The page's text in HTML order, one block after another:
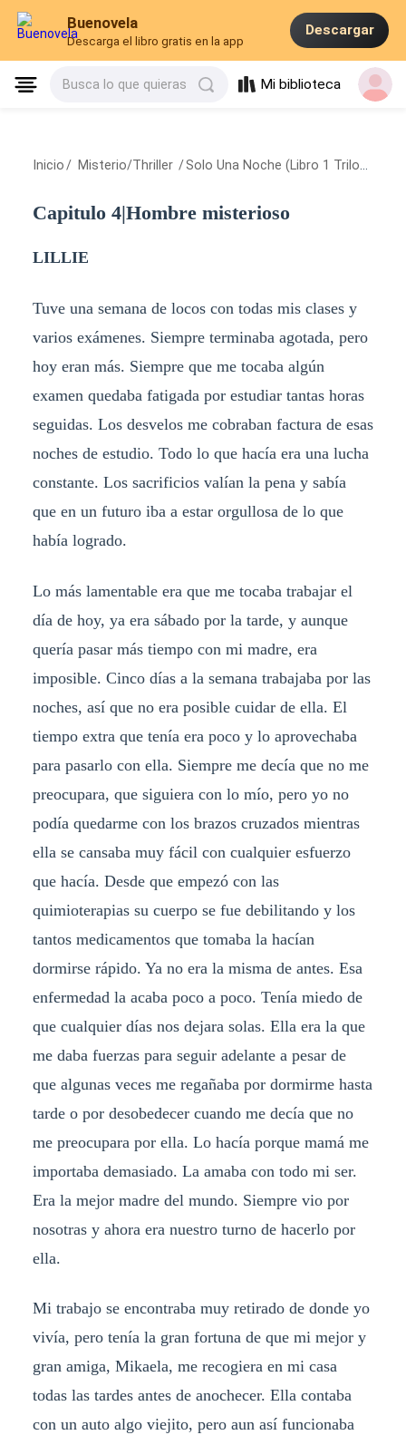
Buenovela
Descarga el libro gratis en la app
Descargar
Busca lo que quieras Mi biblioteca
Inicio / Misterio/Thriller /Solo Una Noche (Libro 1 Trilogia Infierno)
Capitulo 4|Hombre misterioso
LILLIE
Tuve una semana de locos con todas mis clases y
varios exámenes. Siempre terminaba agotada, pero
hoy eran más. Siempre que me tocaba algún
examen quedaba fatigada por estudiar tantas horas
seguidas. Los desvelos me cobraban factura de esas
noches de estudio. Todo lo que hacía era una lucha
constante. Los sacrificios valían la pena y sabía
que en un futuro iba a estar orgullosa de lo que
había logrado.
Lo más lamentable era que me tocaba trabajar el
día de hoy, ya era sábado por la tarde, y aunque
quería pasar más tiempo con mi madre, era
imposible. Cinco días a la semana trabajaba por las
noches, así que no era posible cuidar de ella. El
tiempo extra que tenía era poco y lo aprovechaba
para pasarlo con ella. Siempre me decía que no me
preocupara, que siguiera con lo mío, pero yo no
podía quedarme con los brazos cruzados mientras
ella se cansaba muy fácil con cualquier esfuerzo
que hacía. Desde que empezó con las
quimioterapias su cuerpo se fue debilitando y los
tantos medicamentos que tomaba la hacían
dormirse rápido. Ya no era la misma de antes. Esa
enfermedad la acaba poco a poco. Tenía miedo de
que cualquier días nos dejara solas. Ella era la que
me daba fuerzas para seguir adelante a pesar de
que algunas veces me regañaba por dormirme hasta
tarde o por desobedecer cuando me decía que no
me preocupara por ella. Lo hacía porque mamá me
importaba demasiado. La amaba con todo mi ser.
Era la mejor madre del mundo. Siempre vio por
nosotras y ahora era nuestro turno de hacerlo por
ella.
Mi trabajo se encontraba muy retirado de donde yo
vivía, pero tenía la gran fortuna de que mi mejor y
gran amiga, Mikaela, me recogiera en mi casa
todas las tardes antes de anochecer. Ella contaba
con un auto algo viejito, pero aun así funcionaba